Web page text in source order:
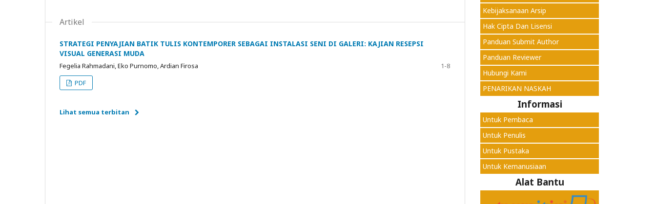
Artikel
STRATEGI PENYAJIAN BATIK TULIS KONTEMPORER SEBAGAI INSTALASI SENI DI GALERI: KAJIAN RESEPSI
VISUAL GENERASI MUDA
Fegelia Rahmadani, Eko Purnomo, Ardian Firosa
1-8
PDF
Lihat semua terbitan
Kebijaksanaan Arsip
Hak Cipta Dan Lisensi
Panduan Submit Author
Panduan Reviewer
Hubungi Kami
PENARIKAN NASKAH
Informasi
Untuk Pembaca
Untuk Penulis
Untuk Pustaka
Untuk Kemanusiaan
Alat Bantu